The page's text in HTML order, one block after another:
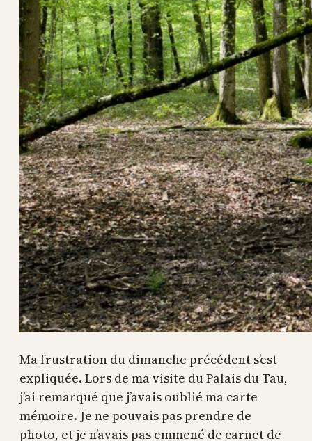
Ma frustration du dimanche précédent s’est
expliquée. Lors de ma visite du Palais du Tau,
j’ai remarqué que j’avais oublié ma carte
mémoire. Je ne pouvais pas prendre de
photo, et je n’avais pas emmené de carnet de